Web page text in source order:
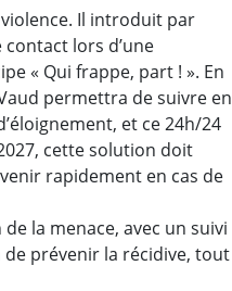
Il introduit par
lors d’une
« Qui frappe, part ! ». En
permettra de suivre en
et ce 24h/24
cette solution doit
rapidement en cas de
la menace, avec un suivi
prévenir la récidive, tout